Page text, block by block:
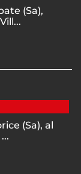
(Sa),
(Sa), al